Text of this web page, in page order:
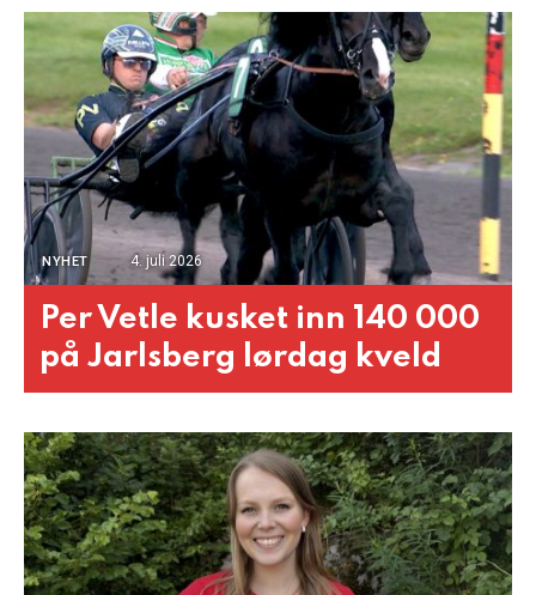
NYHET 4. juli 2026
Per Vetle kusket inn 140 000
på Jarlsberg lørdag kveld